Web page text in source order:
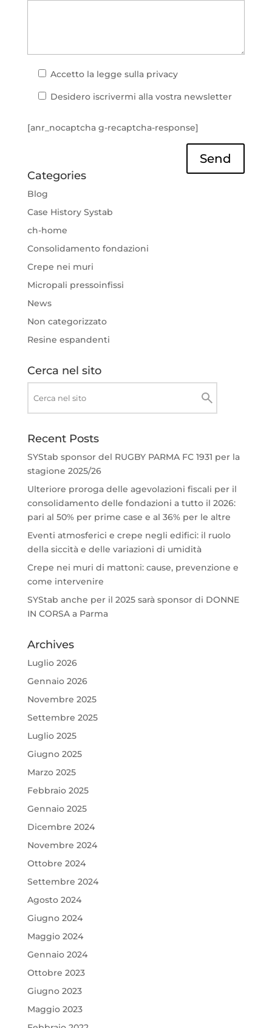
Accetto la legge sulla privacy
Desidero iscrivermi alla vostra newsletter
[anr_nocaptcha g-recaptcha-response]
Send
Categories
Blog
Case History Systab
ch-home
Consolidamento fondazioni
Crepe nei muri
Micropali pressoinfissi
News
Non categorizzato
Resine espandenti
Cerca nel sito
Recent Posts
SYStab sponsor del RUGBY PARMA FC 1931 per la
stagione 2025/26
Ulteriore proroga delle agevolazioni fiscali per il
consolidamento delle fondazioni a tutto il 2026:
pari al 50% per prime case e al 36% per le altre
Eventi atmosferici e crepe negli edifici: il ruolo
della siccità e delle variazioni di umidità
Crepe nei muri di mattoni: cause, prevenzione e
come intervenire
SYStab anche per il 2025 sarà sponsor di DONNE
IN CORSA a Parma
Archives
Luglio 2026
Gennaio 2026
Novembre 2025
Settembre 2025
Luglio 2025
Giugno 2025
Marzo 2025
Febbraio 2025
Gennaio 2025
Dicembre 2024
Novembre 2024
Ottobre 2024
Settembre 2024
Agosto 2024
Giugno 2024
Maggio 2024
Gennaio 2024
Ottobre 2023
Giugno 2023
Maggio 2023